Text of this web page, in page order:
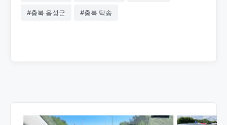
#충북 음성군 #충북 탁송